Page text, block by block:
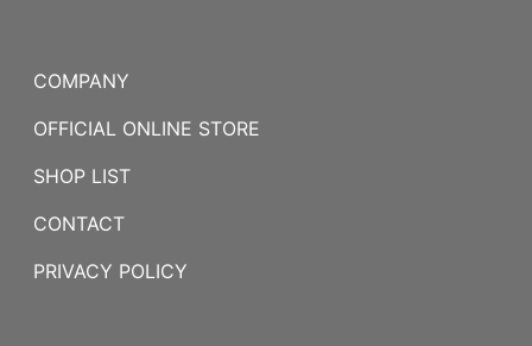
COMPANY
OFFICIAL ONLINE STORE
SHOP LIST
CONTACT
PRIVACY POLICY